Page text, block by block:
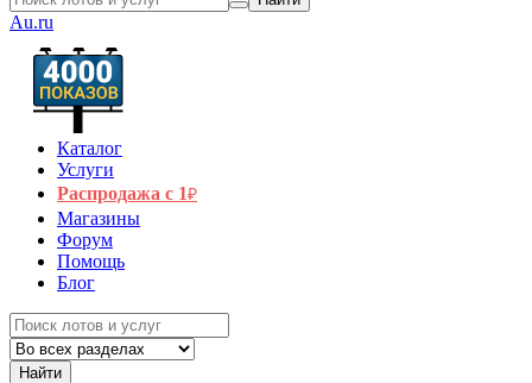
Au.ru
Каталог
Услуги
Распродажа с 1₽
Магазины
Форум
Помощь
Блог
Найти